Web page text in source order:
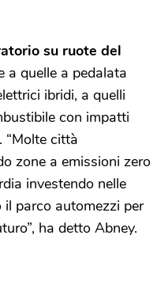
su ruote del
a quelle a pedalata
ibridi, a quelli
con impatti
“Molte città
zone a emissioni zero
investendo nelle
parco automezzi per
ha detto Abney.